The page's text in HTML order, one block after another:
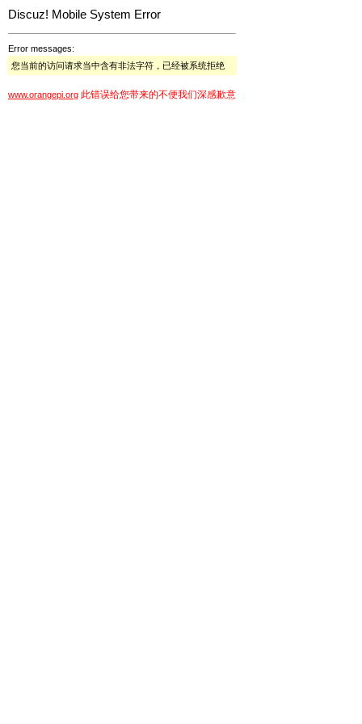
Discuz! Mobile System Error
Error messages:
您当前的访问请求当中含有非法字符，已经被系统拒绝
www.orangepi.org 此错误给您带来的不便我们深感歉意